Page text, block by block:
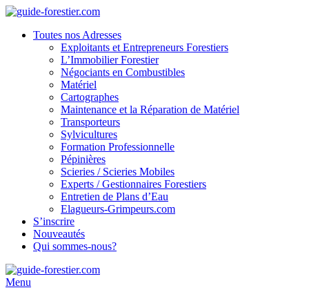
Toutes nos Adresses
Exploitants et Entrepreneurs Forestiers
L’Immobilier Forestier
Négociants en Combustibles
Matériel
Cartographes
Maintenance et la Réparation de Matériel
Transporteurs
Sylvicultures
Formation Professionnelle
Pépinières
Scieries / Scieries Mobiles
Experts / Gestionnaires Forestiers
Entretien de Plans d’Eau
Elagueurs-Grimpeurs.com
S’inscrire
Nouveautés
Qui sommes-nous?
Menu